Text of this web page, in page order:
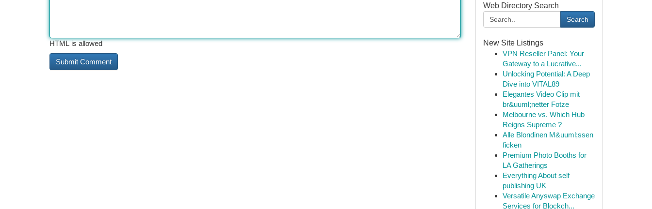
HTML is allowed
Web Directory Search
Search
New Site Listings
VPN Reseller Panel: Your
Gateway to a Lucrative...
Unlocking Potential: A Deep
Dive into VITAL89
Elegantes Video Clip mit
br&uuml;netter Fotze
Melbourne vs. Which Hub
Reigns Supreme ?
Alle Blondinen M&uuml;ssen
ficken
Premium Photo Booths for
LA Gatherings
Everything About self
publishing UK
Versatile Anyswap Exchange
Services for Blockch...